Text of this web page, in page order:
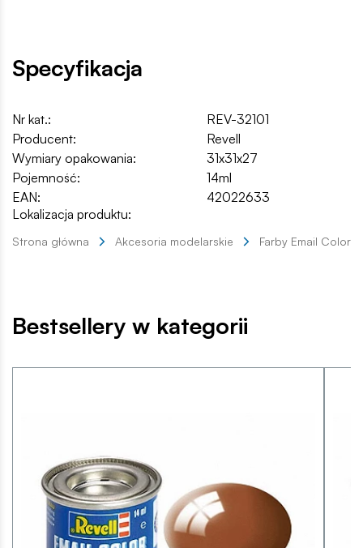
Specyfikacja
Nr kat.:
REV-32101
Producent:
Revell
Wymiary opakowania:
31x31x27
Pojemność:
14ml
EAN:
42022633
Lokalizacja produktu:
Strona główna Akcesoria modelarskie Farby Email Color
Bestsellery w kategorii